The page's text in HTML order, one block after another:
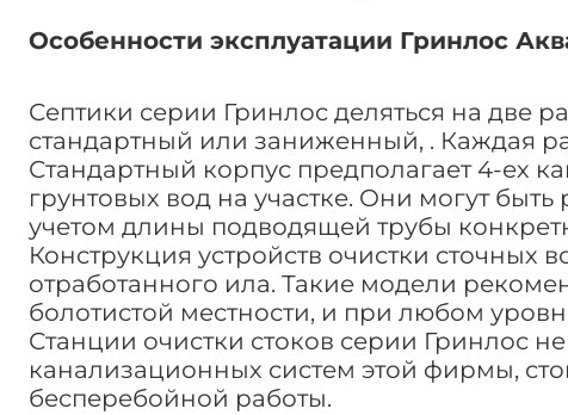
Особенности эксплуатации Гринлос
Септики серии Гринлос деляться на две
стандартный или заниженный, . Каждая
Стандартный корпус предполагает 4-ех
грунтовых вод на участке. Они могут
учетом длины подводящей трубы
Конструкция устройств очистки
отработанного ила. Такие модели
болотистой местности, и при любом
Станции очистки стоков серии Гринлос
канализационных систем этой фирмы,
бесперебойной работы.